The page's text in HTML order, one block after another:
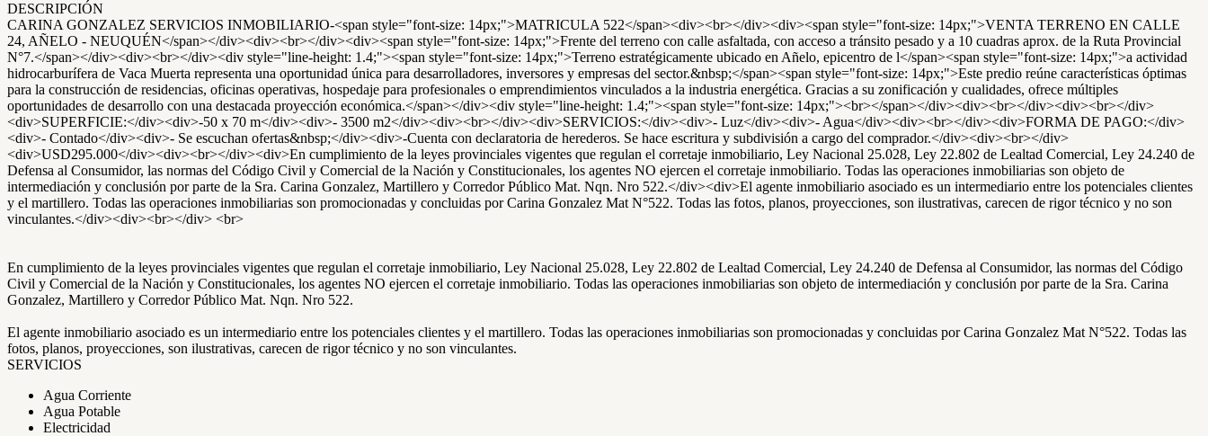
DESCRIPCIÓN
CARINA GONZALEZ SERVICIOS INMOBILIARIO-<span style="font-size: 14px;">MATRICULA 522</span><div><br></div><div><span style="font-size: 14px;">VENTA TERRENO EN CALLE
24, AÑELO - NEUQUÉN</span></div><div><br></div><div><span style="font-size: 14px;">Frente del terreno con calle asfaltada, con acceso a tránsito pesado y a 10 cuadras aprox. de la Ruta Provincial
N°7.</span></div><div><br></div><div style="line-height: 1.4;"><span style="font-size: 14px;">Terreno estratégicamente ubicado en Añelo, epicentro de l</span><span style="font-size: 14px;">a actividad
hidrocarburífera de Vaca Muerta representa una oportunidad única para desarrolladores, inversores y empresas del sector.&nbsp;</span><span style="font-size: 14px;">Este predio reúne características óptimas
para la construcción de residencias, oficinas operativas, hospedaje para profesionales o emprendimientos vinculados a la industria energética. Gracias a su zonificación y cualidades, ofrece múltiples
oportunidades de desarrollo con una destacada proyección económica.</span></div><div style="line-height: 1.4;"><span style="font-size: 14px;"><br></span></div><div><br></div><div><br></div>
<div>SUPERFICIE:</div><div>-50 x 70 m</div><div>- 3500 m2</div><div><br></div><div>SERVICIOS:</div><div>- Luz</div><div>- Agua</div><div><br></div><div>FORMA DE PAGO:</div>
<div>- Contado</div><div>- Se escuchan ofertas&nbsp;</div><div>-Cuenta con declaratoria de herederos. Se hace escritura y subdivisión a cargo del comprador.</div><div><br></div>
<div>USD295.000</div><div><br></div><div>En cumplimiento de la leyes provinciales vigentes que regulan el corretaje inmobiliario, Ley Nacional 25.028, Ley 22.802 de Lealtad Comercial, Ley 24.240 de
Defensa al Consumidor, las normas del Código Civil y Comercial de la Nación y Constitucionales, los agentes NO ejercen el corretaje inmobiliario. Todas las operaciones inmobiliarias son objeto de
intermediación y conclusión por parte de la Sra. Carina Gonzalez, Martillero y Corredor Público Mat. Nqn. Nro 522.</div><div>El agente inmobiliario asociado es un intermediario entre los potenciales clientes
y el martillero. Todas las operaciones inmobiliarias son promocionadas y concluidas por Carina Gonzalez Mat N°522. Todas las fotos, planos, proyecciones, son ilustrativas, carecen de rigor técnico y no son
vinculantes.</div><div><br></div> <br>
En cumplimiento de la leyes provinciales vigentes que regulan el corretaje inmobiliario, Ley Nacional 25.028, Ley 22.802 de Lealtad Comercial, Ley 24.240 de Defensa al Consumidor, las normas del Código
Civil y Comercial de la Nación y Constitucionales, los agentes NO ejercen el corretaje inmobiliario. Todas las operaciones inmobiliarias son objeto de intermediación y conclusión por parte de la Sra. Carina
Gonzalez, Martillero y Corredor Público Mat. Nqn. Nro 522.
El agente inmobiliario asociado es un intermediario entre los potenciales clientes y el martillero. Todas las operaciones inmobiliarias son promocionadas y concluidas por Carina Gonzalez Mat N°522. Todas las
fotos, planos, proyecciones, son ilustrativas, carecen de rigor técnico y no son vinculantes.
SERVICIOS
Agua Corriente
Agua Potable
Electricidad